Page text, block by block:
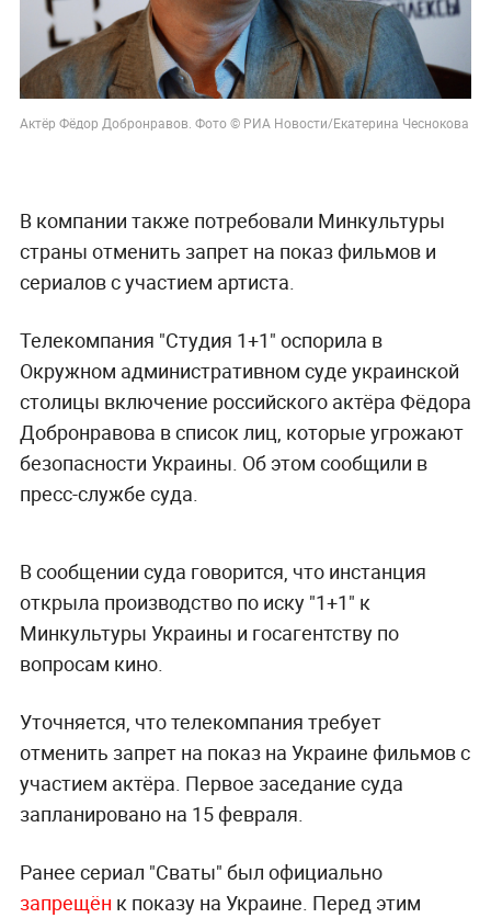
Актёр Фёдор Добронравов. Фото © РИА Новости/Екатерина Чеснокова
В компании также потребовали Минкультуры
страны отменить запрет на показ фильмов и
сериалов с участием артиста.
Телекомпания "Студия 1+1" оспорила в
Окружном административном суде украинской
столицы включение российского актёра Фёдора
Добронравова в список лиц, которые угрожают
безопасности Украины. Об этом сообщили в
пресс-службе суда.
В сообщении суда говорится, что инстанция
открыла производство по иску "1+1" к
Минкультуры Украины и госагентству по
вопросам кино.
Уточняется, что телекомпания требует
отменить запрет на показ на Украине фильмов с
участием актёра. Первое заседание суда
запланировано на 15 февраля.
Ранее сериал "Сваты" был официально
запрещён к показу на Украине. Перед этим